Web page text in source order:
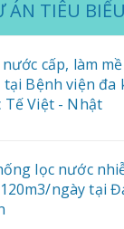
ÁN TIÊU BIỂU
cấp, làm
tại Bệnh viện đa
Tế Việt - Nhật
lọc nước
ngày tại